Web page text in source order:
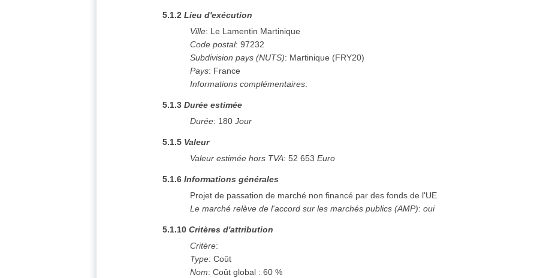
5.1.2Lieu d'exécution
Ville: Le Lamentin Martinique
Code postal:97232
Subdivision pays (NUTS): Martinique (FRY20)
Pays: France
Informations complémentaires:
5.1.3Durée estimée
Durée: 180 Jour
5.1.5 Valeur
Valeur estimée hors TVA:52 653 Euro
5.1.6Informations générales
Projet de passation de marché non financé par des fonds de l'UE
Le marché relève de l'accord sur les marchés publics (AMP):oui
5.1.10Critères d'attribution
Critère:
Type:Coût
Nom:Coût global : 60 %